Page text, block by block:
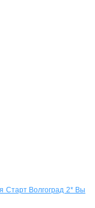
Старт Волгоград 2* Вы